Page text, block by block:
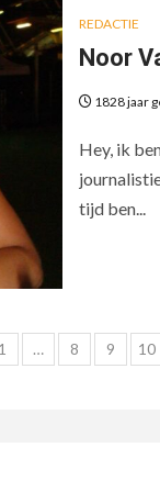
REDACTIE
Noor
1828 jaar
Hey, ik
tijd ben...
1 … 8 9 10